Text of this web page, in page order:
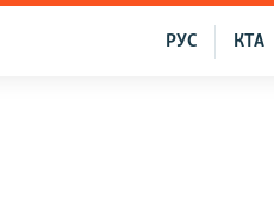
КТА
РУС